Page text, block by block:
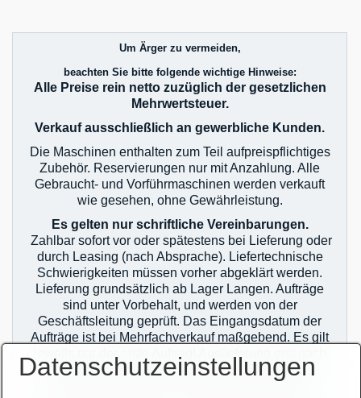
Um Ärger zu vermeiden,
beachten Sie bitte folgende wichtige Hinweise:
Alle Preise rein netto zuzüglich der gesetzlichen
Mehrwertsteuer.
Verkauf ausschließlich an gewerbliche Kunden.
Die Maschinen enthalten zum Teil aufpreispflichtiges
Zubehör. Reservierungen nur mit Anzahlung. Alle
Gebraucht- und Vorführmaschinen werden verkauft
wie gesehen, ohne Gewährleistung.
Es gelten nur schriftliche Vereinbarungen.
Zahlbar sofort vor oder spätestens bei Lieferung oder
durch Leasing (nach Absprache). Liefertechnische
Schwierigkeiten müssen vorher abgeklärt werden.
Lieferung grundsätzlich ab Lager Langen. Aufträge
sind unter Vorbehalt, und werden von der
Geschäftsleitung geprüft. Das Eingangsdatum der
Aufträge ist bei Mehrfachverkauf maßgebend. Es gilt
zahlungstechnischer Klärung! Im Übrigen gelten
unsere allgemeinen Geschäftsbedingungen.
Datenschutzeinstellungen